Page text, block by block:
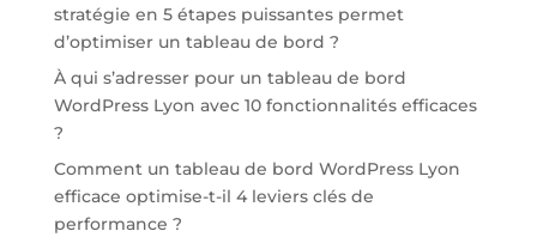
stratégie en 5 étapes puissantes permet
d’optimiser un tableau de bord ?
À qui s’adresser pour un tableau de bord
WordPress Lyon avec 10 fonctionnalités efficaces
?
Comment un tableau de bord WordPress Lyon
efficace optimise-t-il 4 leviers clés de
performance ?